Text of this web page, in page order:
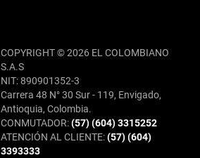
COPYRIGHT © 2026 EL COLOMBIANO
S.A.S
NIT: 890901352-3
Carrera 48 N° 30 Sur - 119, Envigado,
Antioquia, Colombia.
CONMUTADOR:(57) (604) 3315252
ATENCIÓN AL CLIENTE:(57) (604)
3393333